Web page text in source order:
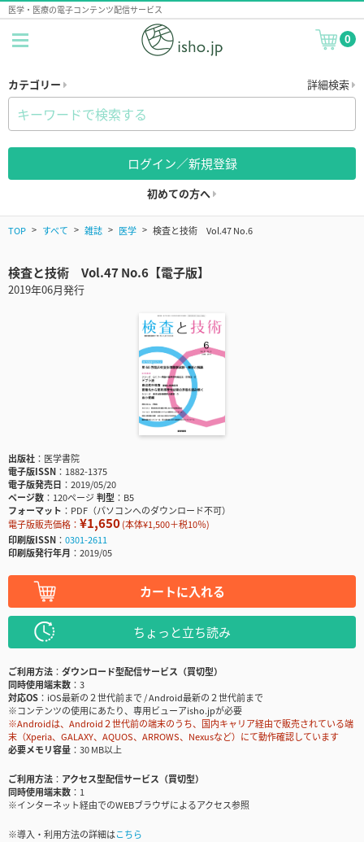
医学・医療の電子コンテンツ配信サービス
0
カテゴリー 詳細検索
ログイン／新規登録
初めての方へ
TOP すべて 雑誌 医学 検査と技術 Vol.47 No.6
検査と技術 Vol.47 No.6【電子版】
2019年06月発行
出版社
医学書院
電子版ISSN
1882-1375
電子版発売日
2019/05/20
ページ数
120ページ判型
B5
フォーマット
PDF（パソコンへのダウンロード不可）
電子版販売価格： ¥1,650(本体¥1,500＋税10％)
印刷版ISSN
0301-2611
印刷版発行年月
2019/05
カートに入れる
ちょっと立ち読み
ご利用方法
ダウンロード型配信サービス（買切型）
同時使用端末数
3
対応OS
iOS最新の２世代前まで / Android最新の２世代前まで
※コンテンツの使用にあたり、専用ビューアisho.jpが必要
※Androidは、Android２世代前の端末のうち、国内キャリア経由で販売されている端
末（Xperia、GALAXY、AQUOS、ARROWS、Nexusなど）にて動作確認しています
必要メモリ容量
30 MB以上
ご利用方法
アクセス型配信サービス（買切型）
同時使用端末数
1
※インターネット経由でのWEBブラウザによるアクセス参照
※導入・利用方法の詳細はこちら